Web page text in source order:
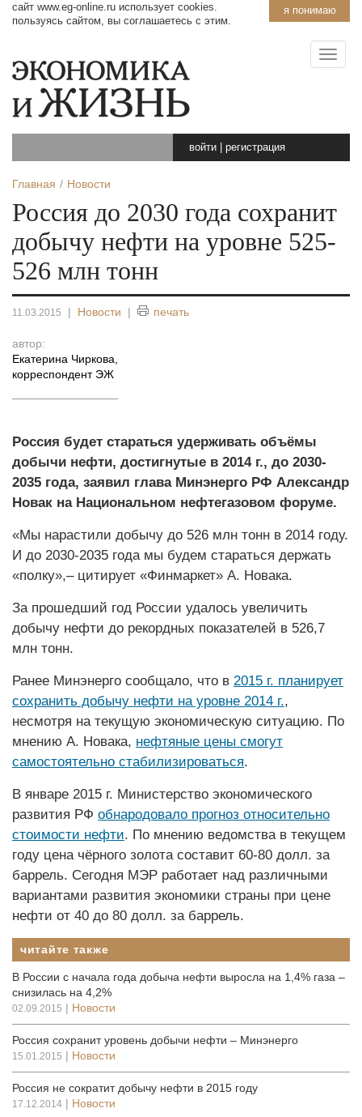
я понимаю
сайт www.eg-online.ru использует cookies.
пользуясь сайтом, вы соглашаетесь с этим.
войти регистрация
Главная Новости
Россия до 2030 года сохранит
добычу нефти на уровне 525-
526 млн тонн
11.03.2015 | Новости | печать
автор:
Екатерина Чиркова
корреспондент ЭЖ
Россия будет стараться удерживать объёмы
добычи нефти, достигнутые в 2014 г., до 2030-
2035 года, заявил глава Минэнерго РФ Александр
Новак на Национальном нефтегазовом форуме.
«Мы нарастили добычу до 526 млн тонн в 2014 году.
И до 2030-2035 года мы будем стараться держать
«полку»,– цитирует «Финмаркет» А. Новака.
За прошедший год России удалось увеличить
добычу нефти до рекордных показателей в 526,7
млн тонн.
Ранее Минэнерго сообщало, что в 2015 г. планирует
сохранить добычу нефти на уровне 2014 г.,
несмотря на текущую экономическую ситуацию. По
мнению А. Новака, нефтяные цены смогут
самостоятельно стабилизироваться.
В январе 2015 г. Министерство экономического
развития РФ обнародовало прогноз относительно
стоимости нефти. По мнению ведомства в текущем
году цена чёрного золота составит 60-80 долл. за
баррель. Сегодня МЭР работает над различными
вариантами развития экономики страны при цене
нефти от 40 до 80 долл. за баррель.
читайте также
В России с начала года добыча нефти выросла на 1,4% газа –
снизилась на 4,2%
02.09.2015 | Новости
Россия сохранит уровень добычи нефти – Минэнерго
15.01.2015 | Новости
Россия не сократит добычу нефти в 2015 году
17.12.2014 | Новости